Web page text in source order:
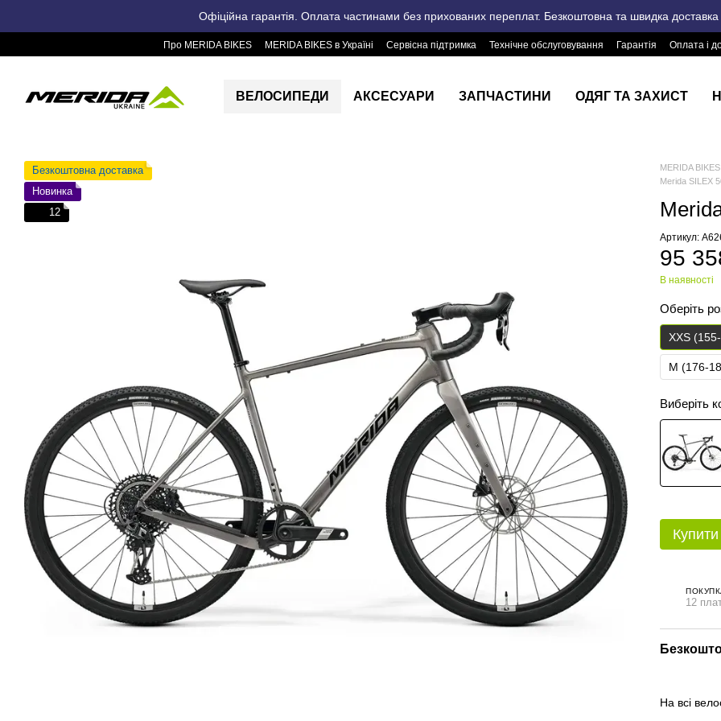
Офіційна гарантія. Оплата частинами без прихованих переплат. Безкоштовна та швидка доставка
Про MERIDA BIKES MERIDA BIKES в Україні Сервісна підтримка Технічне обслуговування Гарантія Оплата і
ВЕЛОСИПЕДИ АКСЕСУАРИ ЗАПЧАСТИНИ ОДЯГ ТА ЗАХИСТ
Безкоштовна доставка
Новинка
12
MERIDA
Merida SILEX
Артикул:
95
В наявності
Оберіть
XXS
M (176-
Виберіть
Купити
12
На всі